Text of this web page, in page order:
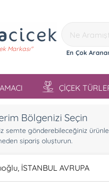
Markası" En Çok
ÇİÇEK
Bölgenizi Seçin
semte gönderebileceğiniz
sipariş oluşturun.
İSTANBUL AVRUPA